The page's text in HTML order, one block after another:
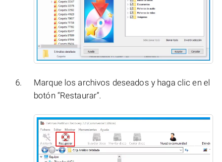
Marque los archivos deseados y haga clic en el
botón “Restaurar”.